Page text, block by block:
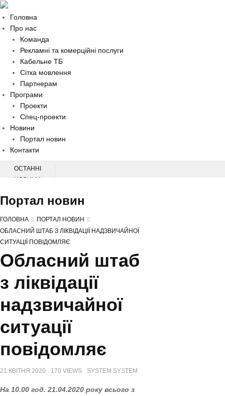
Головна
Про нас
Команда
Рекламні та комерційні послуги
Кабельне ТБ
Сітка мовлення
Партнерам
Програми
Проекти
Спец-проекти
Новини
Портал новин
Контакти
ОСТАННІ
НОВИНИ
ДОПОМОГИ
НА ХМЕЛЬНИЧЧИНІ ВІДЗНАЧИЛИ МІЖНАРОДНИЙ ДЕНЬ СІМ’Ї
СЕРГІЙ ТЮРІН ПРИВІТАВ МУЗЕЙНИКІВ ОБЛАСТІ З ПРОФЕСІЙНИМ
СВЯТОМ
ЗАХИСНИКІВ З ХМЕЛЬНИЧЧИНИ ВІДЗНАЧЕНО ВИСОКИМИ ДЕРЖАВНИМИ
НАГОРОДАМИ (ПОСМЕРТНО)
Портал новин
ГОЛОВНА
ПОРТАЛ НОВИН
ОБЛАСНИЙ ШТАБ З ЛІКВІДАЦІЇ НАДЗВИЧАЙНОЇ
СИТУАЦІЇ ПОВІДОМЛЯЄ
Обласний штаб
з ліквідації
надзвичайної
ситуації
повідомляє
21 КВІТНЯ 2020 170 VIEWS SYSTEM SYSTEM
На 10.00 год. 21.04.2020 року всього з